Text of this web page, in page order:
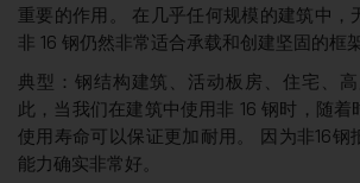
重要的作用。 在几乎任何规模的建筑中，
非 16 钢仍然非常适合承载和创建坚固的框架
典型：钢结构建筑、活动板房、住宅、
此，当我们在建筑中使用非 16 钢时，随着
使用寿命可以保证更加耐用。 因为非16钢
能力确实非常好。